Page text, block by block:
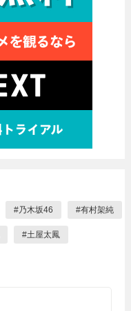
#乃木坂46 #有村架純
#土屋太鳳